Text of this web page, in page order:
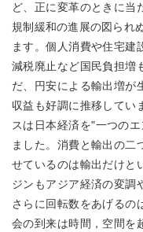
ど、正に変革のときに当
規制緩和の進展の図られ
ます。個人消費や住宅建
減税廃止など国民負担増
だ、円安による輸出増が
収益も好調に推移してい
スは日本経済を"一つの
ました。消費と輸出の二
せているのは輸出だけと
ジンもアジア経済の変調
さらに回転数をあげるの
会の到来は時間，空間を